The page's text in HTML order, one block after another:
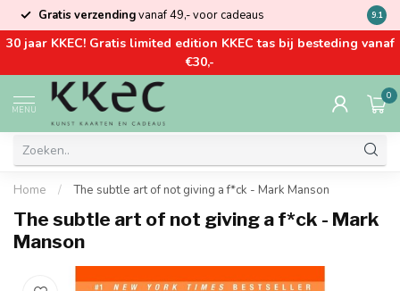
Gratis verzendingvanaf 49,- voor cadeaus Kom
9.1
30 jaar KKEC! Gratis limited edition KKEC tas bij besteding vanaf
€30,-
MENU
0
Home / The subtle art of not giving a f*ck - Mark Manson
The subtle art of not giving a f*ck - Mark
Manson